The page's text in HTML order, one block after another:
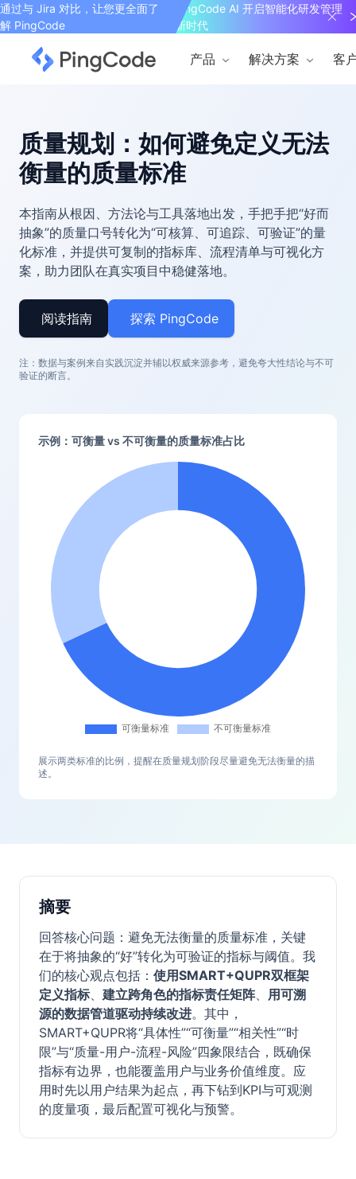
通过与 Jira 对比，让您更全面了
解 PingCode
PingCode AI 开启智能化研发管理
新时代
产品 解决方案 客
质量规划：如何避免定义无法
衡量的质量标准
本指南从根因、方法论与工具落地出发，手把手把“好而
抽象”的质量口号转化为“可核算、可追踪、可验证”的量
化标准，并提供可复制的指标库、流程清单与可视化方
案，助力团队在真实项目中稳健落地。
阅读指南 探索 PingCode
注：数据与案例来自实践沉淀并辅以权威来源参考，避免夸大性结论与不可
验证的断言。
示例：可衡量 vs 不可衡量的质量标准占比
展示两类标准的比例，提醒在质量规划阶段尽量避免无法衡量的描
述。
摘要
回答核心问题：避免无法衡量的质量标准，关键
在于将抽象的“好”转化为可验证的指标与阈值。我
们的核心观点包括： 使用SMART+QUPR双框架
定义指标、 建立跨角色的指标责任矩阵、 用可溯
源的数据管道驱动持续改进。其中，
SMART+QUPR将“具体性”“可衡量”“相关性”“时
限”与“质量-用户-流程-风险”四象限结合，既确保
指标有边界，也能覆盖用户与业务价值维度。应
用时先以用户结果为起点，再下钻到KPI与可观测
的度量项，最后配置可视化与预警。